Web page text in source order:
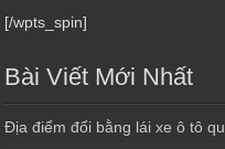
[/wpts_spin]
Bài Viết Mới Nhất
Địa điểm đổi bằng lái xe ô tô